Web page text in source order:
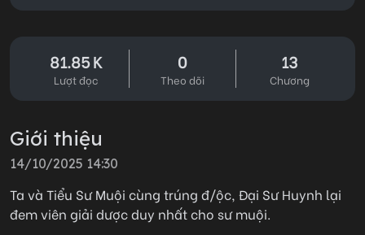
81.85 K
Lượt đọc
0
Theo dõi
13
Chương
Giới thiệu
14/10/2025 14:30
Ta và Tiểu Sư Muội cùng trúng đ/ộc, Đại Sư Huynh lại
đem viên giải dược duy nhất cho sư muội.